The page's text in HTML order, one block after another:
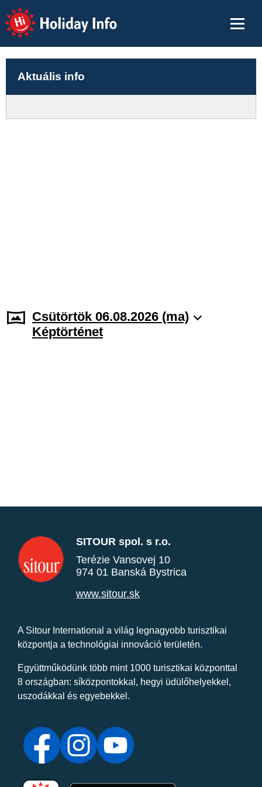
Holiday Info
Aktuális info
Csütörtök 06.08.2026 (ma)
Képtörténet
SITOUR spol. s r.o.
Terézie Vansovej 10
974 01 Banská Bystrica
www.sitour.sk
A Sitour International a világ legnagyobb turisztikai
központja a technológiai innováció területén.
Együttműködünk több mint 1000 turisztikai központtal
8 országban: síközpontokkal, hegyi üdülőhelyekkel,
uszodákkal és egyebekkel.